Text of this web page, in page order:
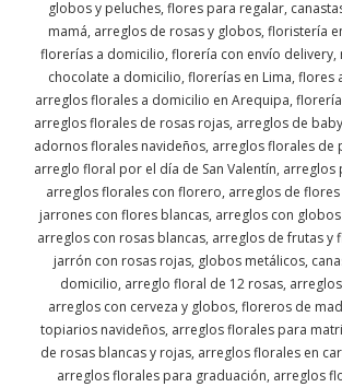
globos y peluches, flores para regalar,
mamá, arreglos de rosas y globos, floristería
florerías a domicilio, florería con envío delivery,
chocolate a domicilio, florerías en Lima, flores
arreglos florales a domicilio en Arequipa,
arreglos florales de rosas rojas, arreglos de
adornos florales navideños, arreglos florales de
arreglo floral por el día de San Valentín, arreglos
arreglos florales con florero, arreglos de
jarrones con flores blancas, arreglos con
arreglos con rosas blancas, arreglos de frutas y
jarrón con rosas rojas, globos metálicos,
domicilio, arreglo floral de 12 rosas,
arreglos con cerveza y globos, floreros de
topiarios navideños, arreglos florales para
de rosas blancas y rojas, arreglos florales en
arreglos florales para graduación, arreglos